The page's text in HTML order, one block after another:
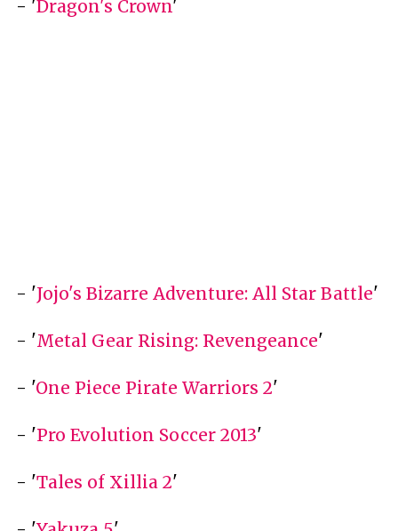
- 'Dragon's Crown'
- 'Jojo's Bizarre Adventure: All Star Battle'
- 'Metal Gear Rising: Revengeance'
- 'One Piece Pirate Warriors 2'
- 'Pro Evolution Soccer 2013'
- 'Tales of Xillia 2'